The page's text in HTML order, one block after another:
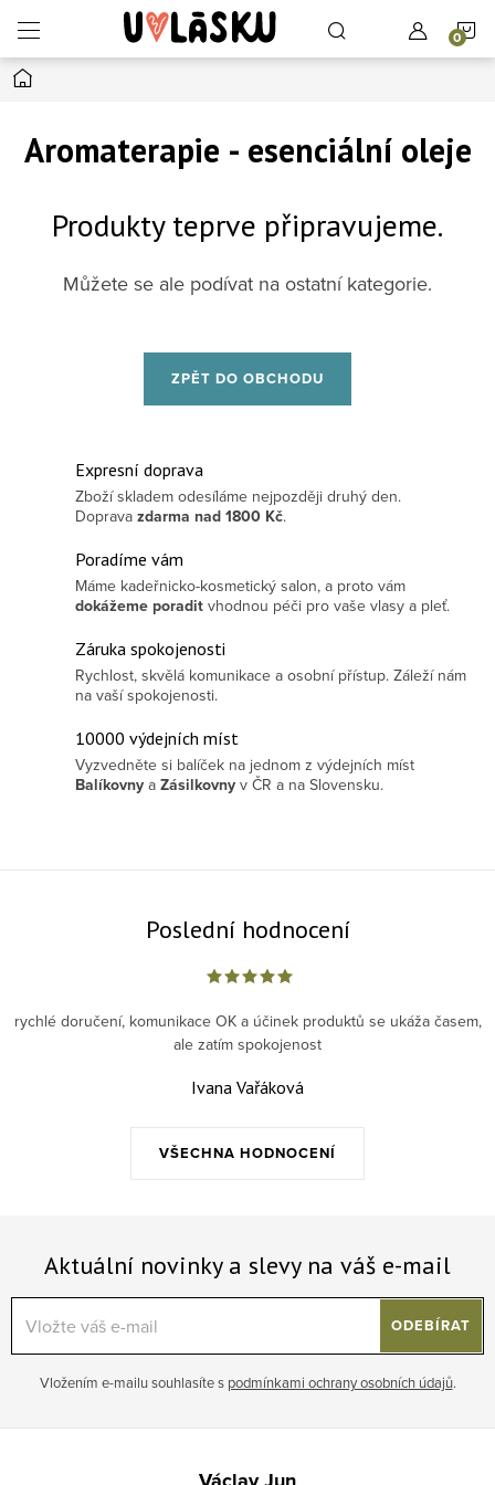
Domů
Aromaterapie - esenciální oleje
Produkty teprve připravujeme.
Můžete se ale podívat na ostatní kategorie.
ZPĚT DO OBCHODU
Expresní doprava
Zboží skladem odesíláme nejpozději druhý den.
Doprava zdarma nad 1800 Kč.
Poradíme vám
Máme kadeřnicko-kosmetický salon, a proto vám
dokážeme poradit vhodnou péči pro vaše vlasy a pleť.
Záruka spokojenosti
Rychlost, skvělá komunikace a osobní přístup. Záleží nám
na vaší spokojenosti.
10000 výdejních míst
Vyzvedněte si balíček na jednom z výdejních míst
Balíkovny a Zásilkovny v ČR a na Slovensku.
Poslední hodnocení
VŠECHNA HODNOCENÍ
rychlé doručení, komunikace OK a účinek produktů se ukáža časem,
ale zatím spokojenost
Ivana Vařáková
Aktuální novinky a slevy na váš e-mail
Vložením e-mailu souhlasíte s podmínkami ochrany osobních údajů.
ODEBÍRAT